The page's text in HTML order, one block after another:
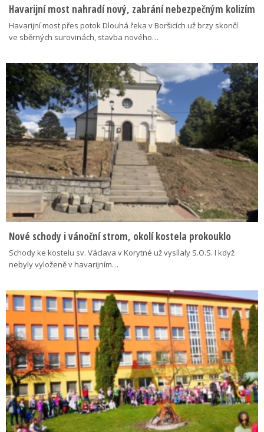
Havarijní most nahradí nový, zabrání nebezpečným kolizím
Havarijní most přes potok Dlouhá řeka v Boršicích už brzy skončí
ve sběrných surovinách, stavba nového…
Nové schody i vánoční strom, okolí kostela prokouklo
Schody ke kostelu sv. Václava v Korytné už vysílaly S.O.S. I když
nebyly vyloženě v havarijním…